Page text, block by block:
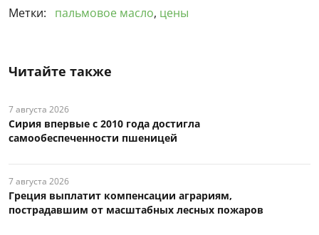
Метки:
пальмовое масло, цены
Читайте также
7 августа 2026
Сирия впервые с 2010 года достигла
самообеспеченности пшеницей
7 августа 2026
Греция выплатит компенсации аграриям,
пострадавшим от масштабных лесных пожаров